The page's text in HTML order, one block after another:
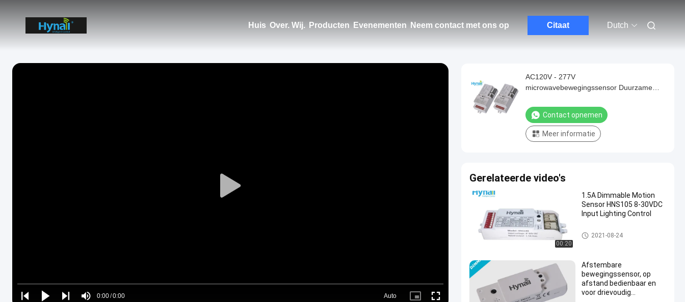
Huis Over. Wij. Producten Evenementen Neem contact met ons op Citaat Dutch
Play
Play
Play
Play
Mute0:00/0:00
Loaded:
0%
Auto
Picture- Fullscreen
AC120V - 277V
microwavebewegingssensor Duurzame
Contact opnemen
Meer informatie
Gerelateerde video's
00:20
1.5A Dimmable Motion
Sensor HNS105 8-30VDC
Input Lighting Control
Dimmablebewegingssensor
2021-08-24
Afstembare
bewegingssensor, op
afstand bedienbaar en
voor drievoudig